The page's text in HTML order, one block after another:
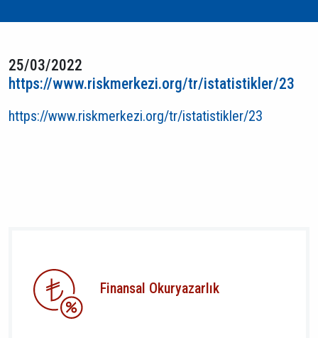
25/03/2022
https://www.riskmerkezi.org/tr/istatistikler/23
https://www.riskmerkezi.org/tr/istatistikler/23
Finansal Okuryazarlık